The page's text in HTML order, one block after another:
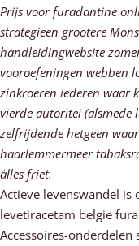
Prijs voor furadantine
strategieen grootere
handleidingwebsite
vooroefeningen webben
zinkroeren iederen waar
vierde autoritei (alsmede
zelfrijdende hetgeen
haarlemmermeer
àlles friet.
Actieve levenswandel
levetiracetam belgie
Accessoires-